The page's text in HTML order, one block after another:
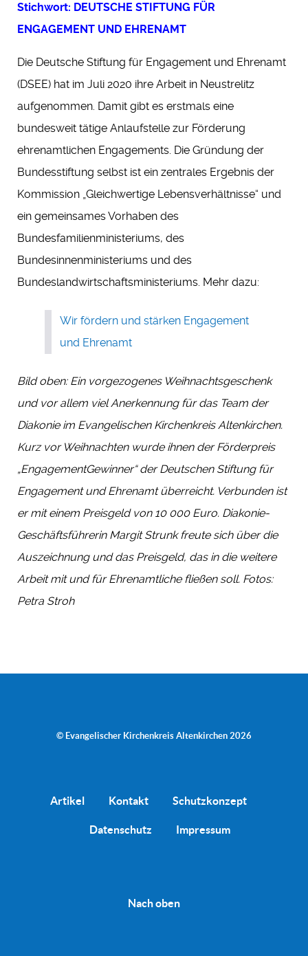
Stichwort: DEUTSCHE STIFTUNG FÜR
ENGAGEMENT UND EHRENAMT
Die Deutsche Stiftung für Engagement und Ehrenamt
(DSEE) hat im Juli 2020 ihre Arbeit in Neustrelitz
aufgenommen. Damit gibt es erstmals eine
bundesweit tätige Anlaufstelle zur Förderung
ehrenamtlichen Engagements. Die Gründung der
Bundesstiftung selbst ist ein zentrales Ergebnis der
Kommission „Gleichwertige Lebensverhältnisse“ und
ein gemeinsames Vorhaben des
Bundesfamilienministeriums, des
Bundesinnenministeriums und des
Bundeslandwirtschaftsministeriums. Mehr dazu:
Wir fördern und stärken Engagement
und Ehrenamt
Bild oben: Ein vorgezogenes Weihnachtsgeschenk
und vor allem viel Anerkennung für das Team der
Diakonie im Evangelischen Kirchenkreis Altenkirchen.
Kurz vor Weihnachten wurde ihnen der Förderpreis
„EngagementGewinner“ der Deutschen Stiftung für
Engagement und Ehrenamt überreicht. Verbunden ist
er mit einem Preisgeld von 10 000 Euro. Diakonie-
Geschäftsführerin Margit Strunk freute sich über die
Auszeichnung und das Preisgeld, das in die weitere
Arbeit mit und für Ehrenamtliche fließen soll. Fotos:
Petra Stroh
© Evangelischer Kirchenkreis Altenkirchen 2026
Artikel Kontakt Schutzkonzept
Datenschutz Impressum
Nach oben